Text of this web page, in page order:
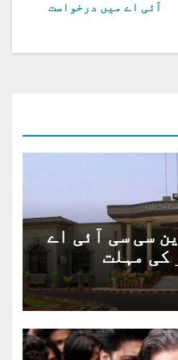
آئی اے میں درخواست
سی سی آئی اے